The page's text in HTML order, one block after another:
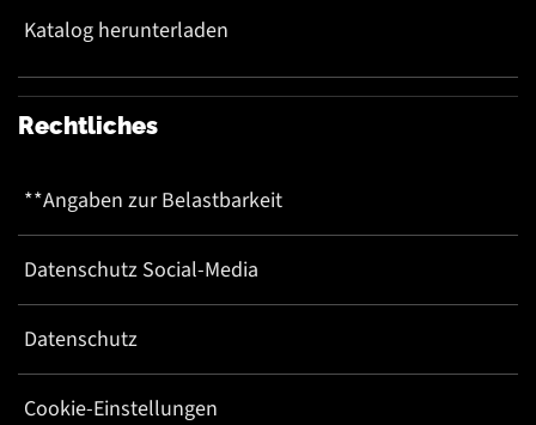
Katalog herunterladen
Rechtliches
**Angaben zur Belastbarkeit
Datenschutz Social-Media
Datenschutz
Cookie-Einstellungen